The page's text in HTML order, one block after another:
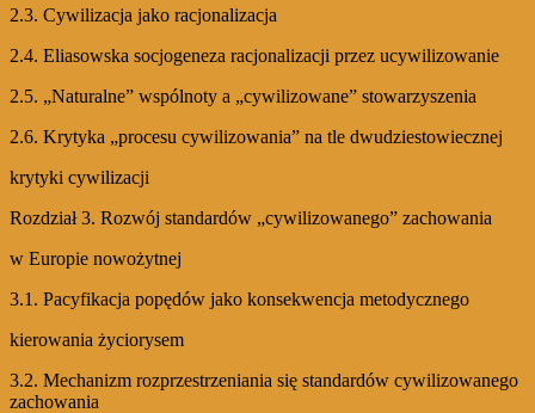
2.3. Cywilizacja jako racjonalizacja
2.4. Eliasowska socjogeneza racjonalizacji przez ucywilizowanie
2.5. „Naturalne” wspólnoty a „cywilizowane” stowarzyszenia
2.6. Krytyka „procesu cywilizowania” na tle dwudziestowiecznej
krytyki cywilizacji
Rozdział 3. Rozwój standardów „cywilizowanego” zachowania
w Europie nowożytnej
3.1. Pacyfikacja popędów jako konsekwencja metodycznego
kierowania życiorysem
3.2. Mechanizm rozprzestrzeniania się standardów cywilizowanego
zachowania